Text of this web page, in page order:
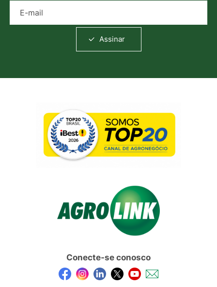
Assinar
Conecte-se conosco